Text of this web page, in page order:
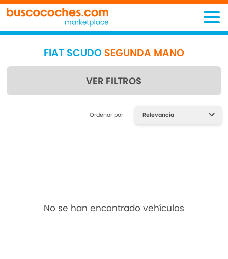
FIAT SCUDO SEGUNDA MANO
VER FILTROS
Encuentra lo que estás
Ordenar por
No se han encontrado vehículos